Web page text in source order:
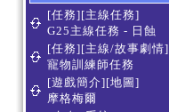
[任務][主線任務]
G25主線任務 - 日蝕
[任務][主線/故事劇情]
寵物訓練師任務
[遊戲簡介][地圖]
摩格梅爾